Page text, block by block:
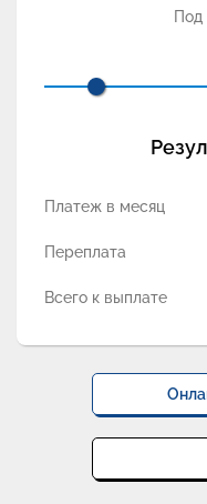
Под
Платеж в месяц
Переплата
Всего к выплате